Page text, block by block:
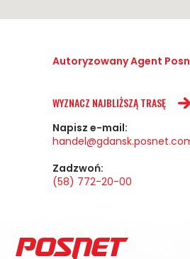
Autoryzowany Agent
WYZNACZ NAJBLIŻSZĄ TRASĘ
Napisz e-mail:
Zadzwoń:
(58) 772-20-00